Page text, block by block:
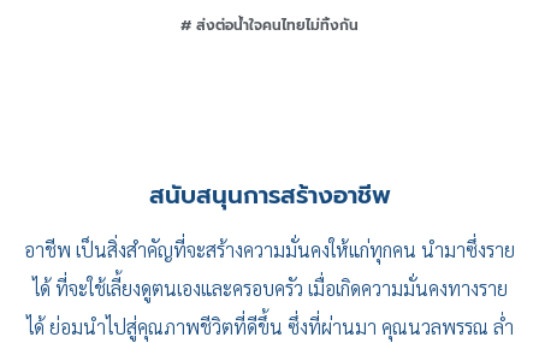
# ส่งต่อน้ำใจคนไทยไม่ทิ้งกัน
สนับสนุนการสร้างอาชีพ
อาชีพ เป็นสิ่งสำคัญที่จะสร้างความมั่นคงให้แก่ทุกคน นำมาซึ่งราย
ได้ ที่จะใช้เลี้ยงดูตนเองและครอบครัว เมื่อเกิดความมั่นคงทางราย
ได้ ย่อมนำไปสู่คุณภาพชีวิตที่ดีขึ้น ซึ่งที่ผ่านมา คุณนวลพรรณ ล่ำ